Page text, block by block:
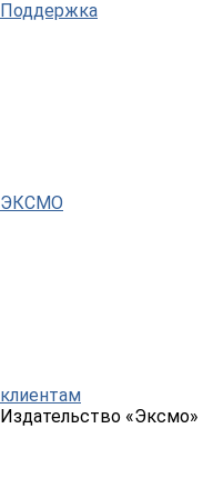
Поддержка
ЭКСМО
клиентам
Издательство «Эксмо»